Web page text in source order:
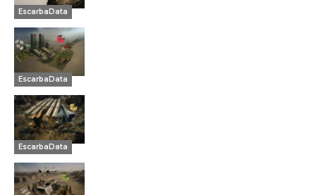
EscarbaData
EscarbaData
EscarbaData